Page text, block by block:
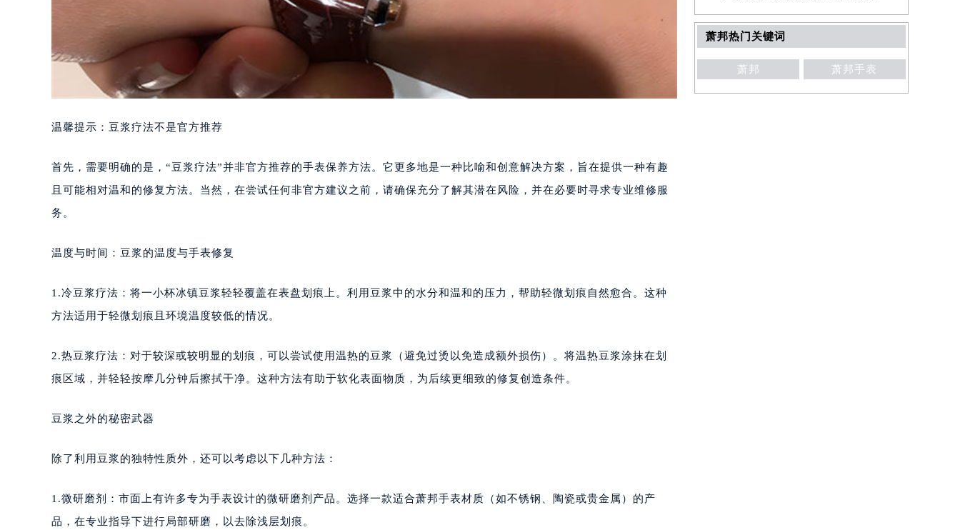
温馨提示：豆浆疗法不是官方推荐
首先，需要明确的是，“豆浆疗法”并非官方推荐的手表保养方法。它更多地是一种比喻和创意解决方案，旨在提供一种有趣
且可能相对温和的修复方法。当然，在尝试任何非官方建议之前，请确保充分了解其潜在风险，并在必要时寻求专业维修服
务。
温度与时间：豆浆的温度与手表修复
1.冷豆浆疗法：将一小杯冰镇豆浆轻轻覆盖在表盘划痕上。利用豆浆中的水分和温和的压力，帮助轻微划痕自然愈合。这种
方法适用于轻微划痕且环境温度较低的情况。
2.热豆浆疗法：对于较深或较明显的划痕，可以尝试使用温热的豆浆（避免过烫以免造成额外损伤）。将温热豆浆涂抹在划
痕区域，并轻轻按摩几分钟后擦拭干净。这种方法有助于软化表面物质，为后续更细致的修复创造条件。
豆浆之外的秘密武器
除了利用豆浆的独特性质外，还可以考虑以下几种方法：
1.微研磨剂：市面上有许多专为手表设计的微研磨剂产品。选择一款适合萧邦手表材质（如不锈钢、陶瓷或贵金属）的产
品，在专业指导下进行局部研磨，以去除浅层划痕。
萧邦热门关键词
萧邦 萧邦手表